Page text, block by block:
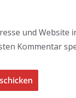
und Website
Kommentar